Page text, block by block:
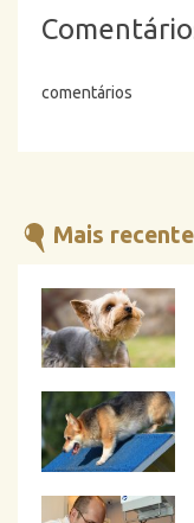
comentários
Mais